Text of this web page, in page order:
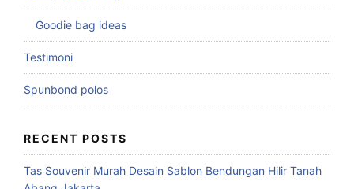
Goodie bag ideas
Testimoni
Spunbond polos
RECENT POSTS
Tas Souvenir Murah Desain Sablon Bendungan Hilir Tanah